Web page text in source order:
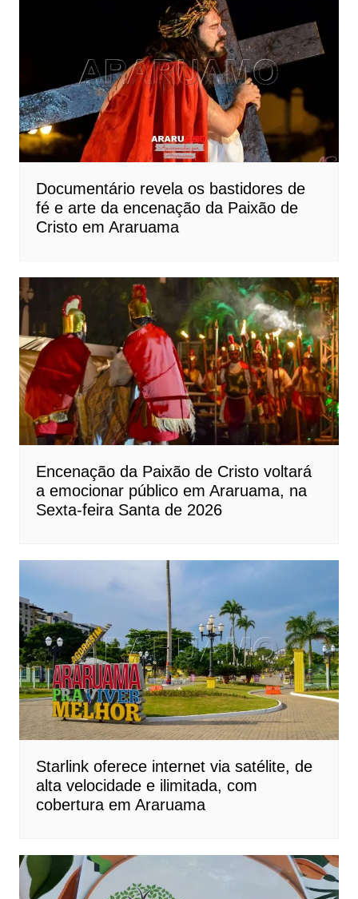
Documentário revela os bastidores de
fé e arte da encenação da Paixão de
Cristo em Araruama
Encenação da Paixão de Cristo voltará
a emocionar público em Araruama, na
Sexta-feira Santa de 2026
Starlink oferece internet via satélite, de
alta velocidade e ilimitada, com
cobertura em Araruama